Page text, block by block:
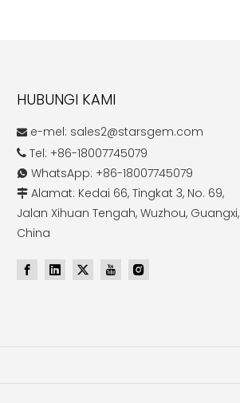
HUBUNGI KAMI
e-mel: sales2@starsgem.com
Tel: +86-18007745079
 WhatsApp: +86-18007745079
Alamat: Kedai 66, Tingkat 3, No. 69,
Jalan Xihuan Tengah, Wuzhou, Guangxi,
China